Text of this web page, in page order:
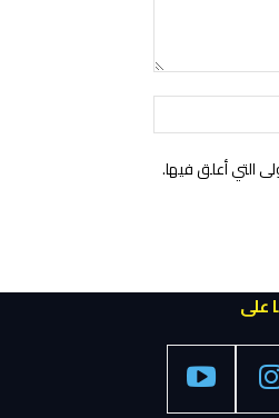
التعليق:
اسم:*
التي أعلق فيها.
على